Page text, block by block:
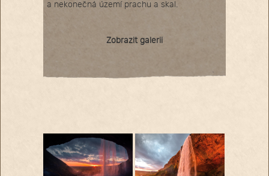
a nekonečná území prachu a skal.
Zobrazit galerii